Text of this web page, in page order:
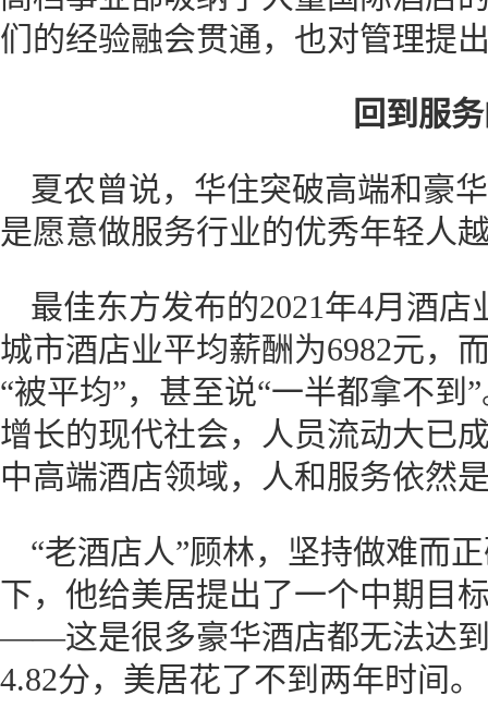
们的经验融会贯通，也对管理提
回到服
夏农曾说，华住突破高端和豪
是愿意做服务行业的优秀年轻人
最佳东方发布的2021年4月酒
城市酒店业平均薪酬为6982元，
“被平均”，甚至说“一半都拿不
增长的现代社会，人员流动大已
中高端酒店领域，人和服务依然
“老酒店人”顾林，坚持做难而
下，他给美居提出了一个中期目
——这是很多豪华酒店都无法达
4.82分，美居花了不到两年时间。